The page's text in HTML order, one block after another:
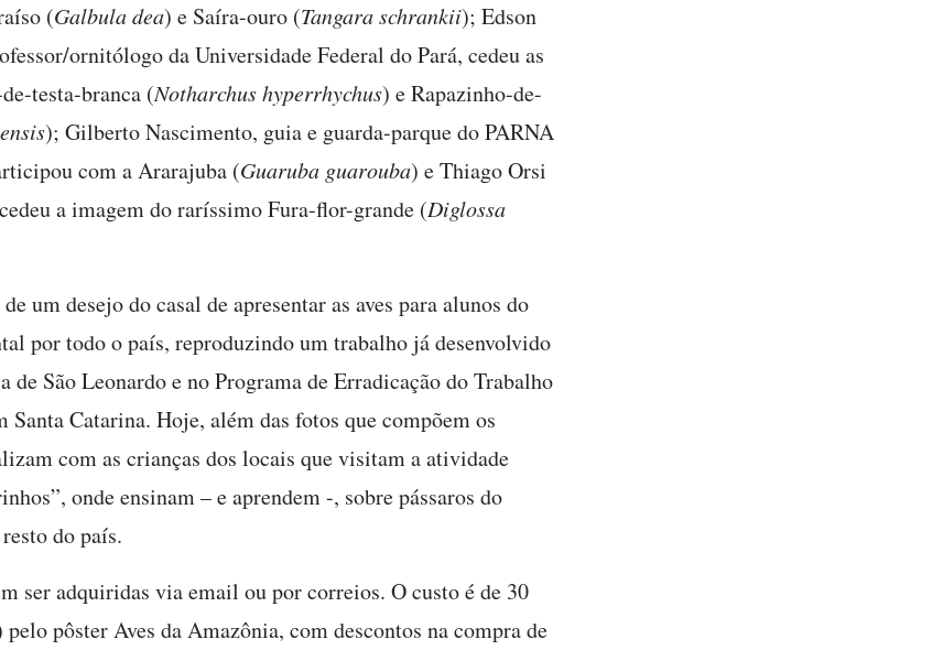
(Galbula dea) e Saíra-ouro (Tangara schrankii); Edson
ornitólogo da Universidade Federal do Pará, cedeu as
testa-branca (Notharchus hyperrhychus) e Rapazinho-de-
); Gilberto Nascimento, guia e guarda-parque do PARNA
com a Ararajuba (Guaruba guarouba) e Thiago Orsi
a imagem do raríssimo Fura-flor-grande (Diglossa
um desejo do casal de apresentar as aves para alunos do
por todo o país, reproduzindo um trabalho já desenvolvido
de São Leonardo e no Programa de Erradicação do Trabalho
Catarina. Hoje, além das fotos que compõem os
com as crianças dos locais que visitam a atividade
onde ensinam – e aprendem -, sobre pássaros do
do país.
ser adquiridas via email ou por correios. O custo é de 30
pôster Aves da Amazônia, com descontos na compra de